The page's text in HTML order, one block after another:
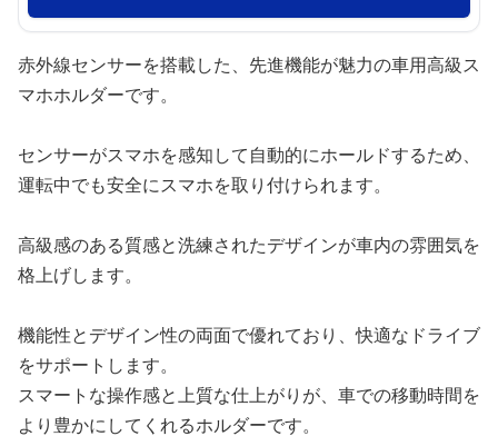
赤外線センサーを搭載した、先進機能が魅力の車用高級ス
マホホルダーです。
センサーがスマホを感知して自動的にホールドするため、
運転中でも安全にスマホを取り付けられます。
高級感のある質感と洗練されたデザインが車内の雰囲気を
格上げします。
機能性とデザイン性の両面で優れており、快適なドライブ
をサポートします。
スマートな操作感と上質な仕上がりが、車での移動時間を
より豊かにしてくれるホルダーです。